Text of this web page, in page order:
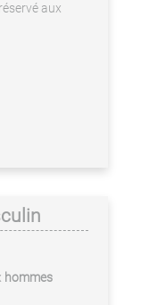
réservé aux
hommes